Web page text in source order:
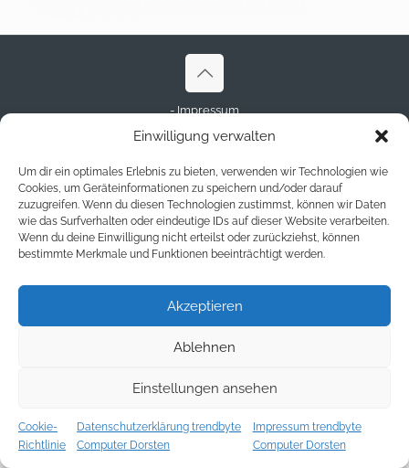
Einwilligung verwalten
Um dir ein optimales Erlebnis zu bieten, verwenden wir Technologien wie
Cookies, um Geräteinformationen zu speichern und/oder darauf
zuzugreifen. Wenn du diesen Technologien zustimmst, können wir Daten
wie das Surfverhalten oder eindeutige IDs auf dieser Website verarbeiten.
Wenn du deine Einwilligung nicht erteilst oder zurückziehst, können
bestimmte Merkmale und Funktionen beeinträchtigt werden.
Akzeptieren
Ablehnen
Einstellungen ansehen
Cookie-
Richtlinie
Datenschutzerklärung trendbyte
Computer Dorsten
Impressum trendbyte
Computer Dorsten
- Impressum
- Datenschutz
- Disclaimer
© Copyright 2023 - trendbyte.de